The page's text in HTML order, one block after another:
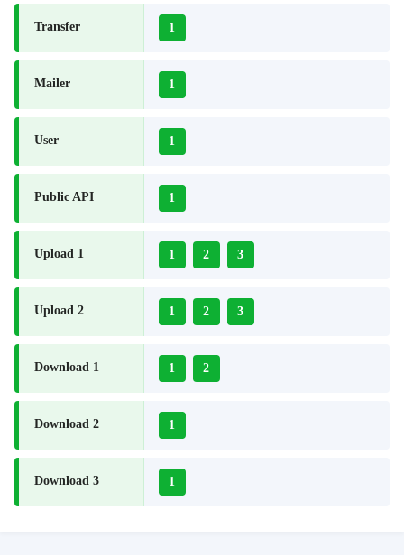
Transfer 1
Mailer 1
User 1
Public API 1
Upload 1 1 2 3
Upload 2 1 2 3
Download 1 1 2
Download 2 1
Download 3 1